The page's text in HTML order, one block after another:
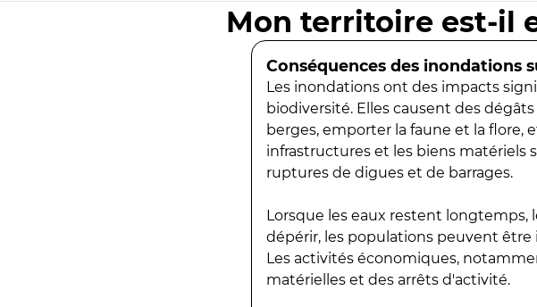
Mon territoire est-il
Conséquences des inondations
Les inondations ont des impacts
biodiversité. Elles causent des
berges, emporter la faune et la flore,
infrastructures et les biens matériels
ruptures de digues et de barrages.
Lorsque les eaux restent longtemps,
dépérir, les populations peuvent
Les activités économiques,
matérielles et des arrêts d'activité.